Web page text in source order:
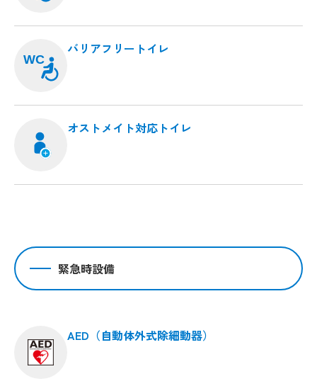
WC
バリアフリートイレ
オストメイト対応トイレ
緊急時設備
AED（自動体外式除細動器）